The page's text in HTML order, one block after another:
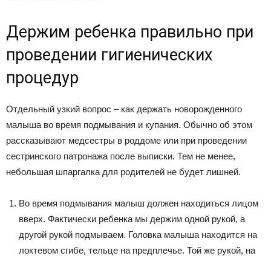
Держим ребенка правильно при
проведении гигиенических
процедур
Отдельный узкий вопрос – как держать новорожденного
малыша во время подмывания и купания. Обычно об этом
рассказывают медсестры в роддоме или при проведении
сестринского патронажа после выписки. Тем не менее,
небольшая шпаргалка для родителей не будет лишней.
Во время подмывания малыш должен находиться лицом
вверх. Фактически ребенка мы держим одной рукой, а
другой рукой подмываем. Головка малыша находится на
локтевом сгибе, тельце на предплечье. Той же рукой, на